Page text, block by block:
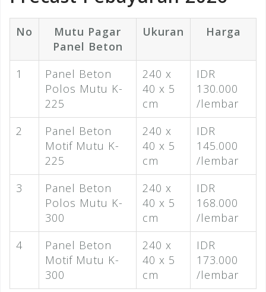
No
Mutu Pagar
Panel Beton
Ukuran Harga
1
Panel Beton
Polos Mutu K-
225
240 x
40 x 5
cm
IDR
130.000
/lembar
2
Panel Beton
Motif Mutu K-
225
240 x
40 x 5
cm
IDR
145.000
/lembar
3
Panel Beton
Polos Mutu K-
300
240 x
40 x 5
cm
IDR
168.000
/lembar
4
Panel Beton
Motif Mutu K-
300
240 x
40 x 5
cm
IDR
173.000
/lembar